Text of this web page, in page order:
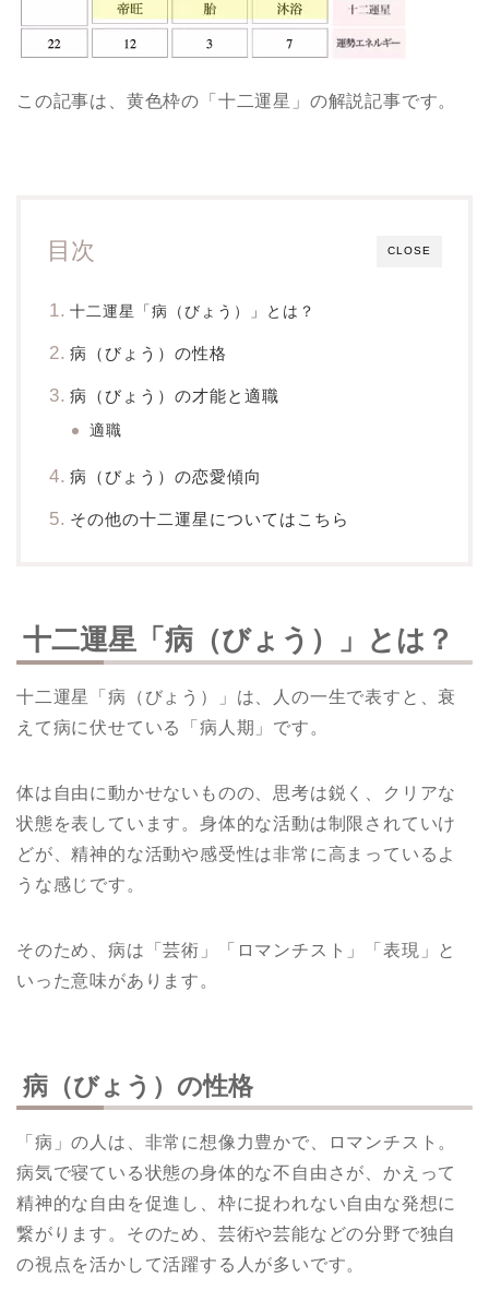
この記事は、黄色枠の「十二運星」の解説記事です。
CLOSE
目次
十二運星「病（びょう）」とは？
病（びょう）の性格
病（びょう）の才能と適職
適職
病（びょう）の恋愛傾向
その他の十二運星についてはこちら
十二運星「病（びょう）」とは？
十二運星「病（びょう）」は、人の一生で表すと、衰
えて病に伏せている「病人期」です。
体は自由に動かせないものの、思考は鋭く、クリアな
状態を表しています。身体的な活動は制限されていけ
どが、精神的な活動や感受性は非常に高まっているよ
うな感じです。
そのため、病は「芸術」「ロマンチスト」「表現」と
いった意味があります。
病（びょう）の性格
「病」の人は、非常に想像力豊かで、ロマンチスト。
病気で寝ている状態の身体的な不自由さが、かえって
精神的な自由を促進し、枠に捉われない自由な発想に
繋がります。そのため、芸術や芸能などの分野で独自
の視点を活かして活躍する人が多いです。